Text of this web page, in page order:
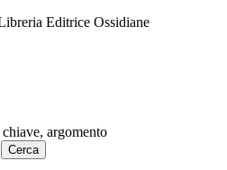
Editrice Ossidiane
argomento